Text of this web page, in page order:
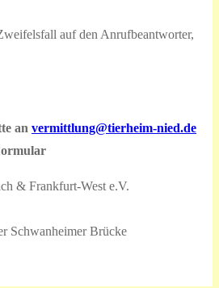
auf den Anrufbeantworter,
an vermittlung@tierheim-nied.de
& Frankfurt-West e.V.
Schwanheimer Brücke